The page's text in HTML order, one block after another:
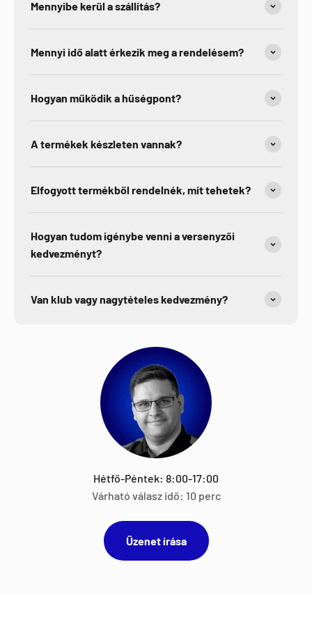
Mennyibe kerül a szállítás?
Mennyi idő alatt érkezik meg a rendelésem?
Hogyan működik a hűségpont?
A termékek készleten vannak?
Elfogyott termékből rendelnék, mit tehetek?
Hogyan tudom igénybe venni a versenyzői
kedvezményt?
Van klub vagy nagytételes kedvezmény?
Hétfő-Péntek: 8:00-17:00
Várható válasz idő: 10 perc
Üzenet írása